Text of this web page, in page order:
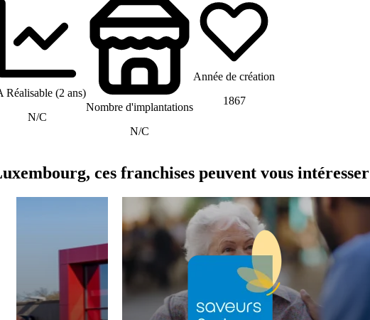
Réalisable (2 ans)
N/C
Nombre d'implantations
N/C
Année de création
1867
ces franchises peuvent vous intéresser